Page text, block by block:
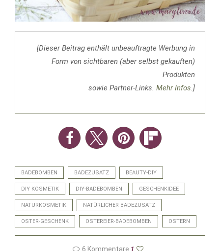
[Dieser Beitrag enthält unbeauftragte Werbung in
Form von sichtbaren (aber selbst gekauften)
Produkten
sowie Partner-Links. Mehr Infos. ]
BADEBOMBEN BADEZUSATZ BEAUTY-DIY
DIY KOSMETIK DIY-BADEBOMBEN GESCHENKIDEE
NATURKOSMETIK NATÜRLICHER BADEZUSATZ
OSTER-GESCHENK OSTEREIER-BADEBOMBEN OSTERN
6 Kommentare 1